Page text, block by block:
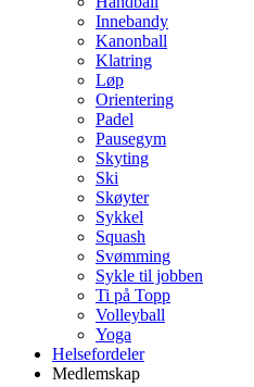
Innebandy
Kanonball
Klatring
Løp
Orientering
Padel
Pausegym
Skyting
Ski
Skøyter
Sykkel
Squash
Svømming
Sykle til jobben
Ti på Topp
Volleyball
Yoga
Helsefordeler
Medlemskap